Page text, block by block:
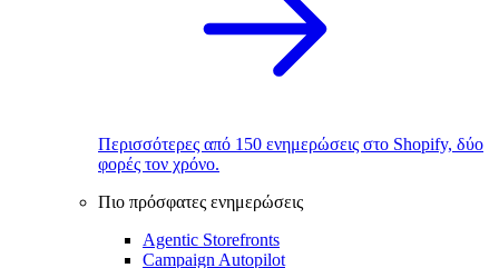
Περισσότερες από 150 ενημερώσεις στο Shopify, δύο
φορές τον χρόνο.
Πιο πρόσφατες ενημερώσεις
Agentic Storefronts
Campaign Autopilot